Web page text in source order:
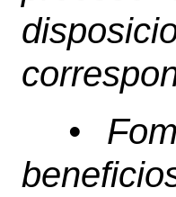
•